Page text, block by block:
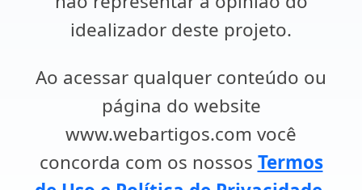
idealizador deste projeto.
Ao acessar qualquer conteúdo ou
página do website
www.webartigos.com você
concorda com os nossos Termos